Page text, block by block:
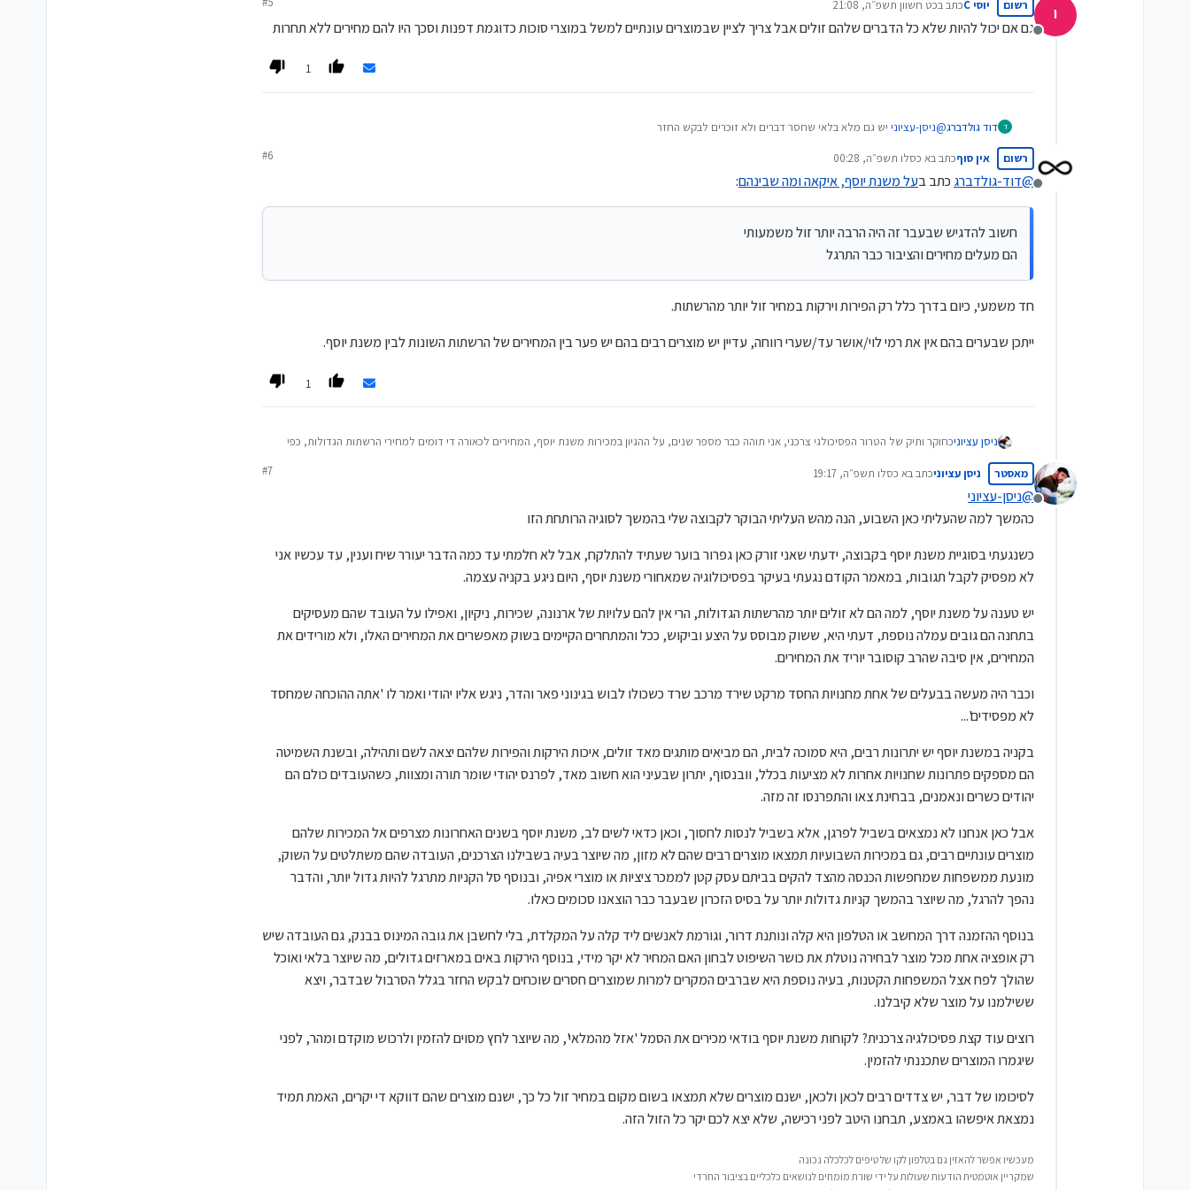
י
מנותק
רשום יוסי C כתב בכט חשוון תשפ״ה, 21:08
נערך לאחרונה על ידי
גם אם יכול להיות שלא כל הדברים שלהם זולים אבל צריך לציין שבמוצרים עונתיים למשל במוצרי סוכות כדוגמת דפנות וסכך היו להם מחירים ללא תחרות
1
ד דוד גולדברג@ניסן-עציוני יש גם מלא בלאי שחסר דברים ולא זוכרים לבקש החזר
והכמויות מאוד גדולות לזוגות צעירים
חשוב להדגיש שבעבר זה היה הרבה יותר זול משמעותי
הם מעלים מחירים והציבור כבר התרגל
מנותק
רשום אין סוףכתב בא כסלו תשפ״ה, 00:28
נערך לאחרונה על ידי
#6
@דוד-גולדברגכתב בעל משנת יוסף, איקאה ומה שבינהם:
חשוב להדגיש שבעבר זה היה הרבה יותר זול משמעותי
הם מעלים מחירים והציבור כבר התרגל
חד משמעי, כיום בדרך כלל רק הפירות וירקות במחיר זול יותר מהרשתות.
ייתכן שבערים בהם אין את רמי לוי/אושר עד/שערי רווחה, עדיין יש מוצרים רבים בהם יש פער בין המחירים של הרשתות השונות לבין משנת יוסף.
1
ניסן עציוניכחוקר ותיק של הטרור הפסיכולגי צרכני, אני תוהה כבר מספר שנים, על ההגיון במכירות משנת יוסף, המחירים לכאורה די דומים למחירי הרשתות הגדולות, כפי
בשעות מוגבלות, עם חוסרים לעיתים, בצפיפות, עם מאמץ ללקט ולאתר את כל המצרכים שלהם, ומערכת מיושנת של החזרת כספים במידה והמוצר חסר.
מסתבר שהנהלת משנת יוסף עלתה כאן על טריק צרכני מהגאונים שהיו כאן, משהו שילמד מן הסתם בבתי הספר לבניית מרכולים, תוצאות של מחקר שנערך
התאמצו ועבדו על מוצר אותו יכלו לרכוש באותו מחיר כשהוא בנוי והיו מוכנים בהחלט לשלם על זה מחיר מלא.
במחקר שקיבל את השם 'אפקט איקאה' זיהו החוקרים שככל שמישהו יתאמץ יותר ויעבוד קשה יותר על משהו, כך הוא יעריך יותר את התוצאה, בבחינת רוצה אדם
בקב שלו מתשעה קבין של חברו.
לביתו, אבל משנת יוסף במהלך גאוני, יצרה מצב מענין בו דווקא בגלל ההתאמצות, דווקא בגלל הזמן שצריך להשקיע, דווקא בגלל הצורך לדחוף וללקט, נוצר
משוואה של התמכרות אליה, של קושי ללכת ולרכוש במקומות אחרים.
סיכומו של דבר, משנת יוסף היא אכן אמצעי קניה נהדר, המחירים שם זולים, והם מציגים מבחר של מוצרי אלטרנטיבה לאו דווקא מהמותגים היקרים, אבל שימו לב
מנותק
מאסטר ניסן עציוניכתב בא כסלו תשפ״ה, 19:17
נערך לאחרונה על ידי
#7
@ניסן-עציוני
כהמשך למה שהעליתי כאן השבוע, הנה מהש העליתי הבוקר לקבוצה שלי בהמשך לסוגיה הרותחת הזו
כשנגעתי בסוגיית משנת יוסף בקבוצה, ידעתי שאני זורק כאן גפרור בוער שעתיד להתלקח, אבל לא חלמתי עד כמה הדבר יעורר שיח וענין, עד עכשיו אני
לא מפסיק לקבל תגובות, במאמר הקודם נגעתי בעיקר בפסיכולוגיה שמאחורי משנת יוסף, היום ניגע בקניה עצמה.
יש טענה על משנת יוסף, למה הם לא זולים יותר מהרשתות הגדולות, הרי אין להם עלויות של ארנונה, שכירות, ניקיון, ואפילו על העובד שהם מעסיקים
בתחנה הם גובים עמלה נוספת, דעתי היא, ששוק מבוסס על היצע וביקוש, ככל והמתחרים הקיימים בשוק מאפשרים את המחירים האלו, ולא מורידים את
המחירים, אין סיבה שהרב קוסובר יוריד את המחירים.
וכבר היה מעשה בבעלים של אחת מחנויות החסד מרקט שירד מרכב שרד כשכולו לבוש בגינוני פאר והדר, ניגש אליו יהודי ואמר לו 'אתה ההוכחה שמחסד
לא מפסידים'...
בקניה במשנת יוסף יש יתרונות רבים, היא סמוכה לבית, הם מביאים מותגים מאד זולים, איכות הירקות והפירות שלהם יצאה לשם ותהילה, ובשנת השמיטה
הם מספקים פתרונות שחנויות אחרות לא מציעות בכלל, וובנסוף, יתרון שבעיני הוא חשוב מאד, לפרנס יהודי שומר תורה ומצוות, כשהעובדים כולם הם
יהודים כשרים ונאמנים, בבחינת צאו והתפרנסו זה מזה.
אבל כאן אנחנו לא נמצאים בשביל לפרגן, אלא בשביל לנסות לחסוך, וכאן כדאי לשים לב, משנת יוסף בשנים האחרונות מצרפים אל המכירות שלהם
מוצרים עונתיים רבים, גם במכירות השבועיות תמצאו מוצרים רבים שהם לא מזון, מה שיוצר בעיה בשבילנו הצרכנים, העובדה שהם משתלטים על השוק,
מונעת ממשפחות שמחפשות הכנסה מהצד להקים בביתם עסק קטן לממכר ציציות או מוצרי אפיה, ובנוסף סל הקניות מתרגל להיות גדול יותר, והדבר
נהפך להרגל, מה שיוצר בהמשך קניות גדולות יותר על בסיס הזכרון שבעבר כבר הוצאנו סכומים כאלו.
בנוסף ההזמנה דרך המחשב או הטלפון היא קלה ונותנת דרור, וגורמת לאנשים ליד קלה על המקלדת, בלי לחשבן את גובה המינוס בבנק, גם העובדה שיש
רק אופציה אחת מכל מוצר לבחירה נוטלת את כושר השיפוט לבחון האם המחיר לא יקר מידי, בנוסף הירקות באים במארזים גדולים, מה שיוצר בלאי ואוכל
שהולך לפח אצל המשפחות הקטנות, בעיה נוספת היא שברבים המקרים למרות שמוצרים חסרים שוכחים לבקש החזר בגלל הסרבול שבדבר, ויצא
ששילמנו על מוצר שלא קיבלנו.
רוצים עוד קצת פסיכולגיה צרכנית? לקוחות משנת יוסף בודאי מכירים את הסמל 'אזל מהמלאי', מה שיוצר לחץ מסוים להזמין ולרכוש מוקדם ומהר, לפני
שיגמרו המוצרים שתכננתי להזמין.
לסיכומו של דבר, יש צדדים רבים לכאן ולכאן, ישנם מוצרים שלא תמצאו בשום מקום במחיר זול כל כך, ישנם מוצרים שהם דווקא די יקרים, האמת תמיד
נמצאת איפשהו באמצע, תבחנו היטב לפני רכישה, שלא יצא לכם יקר כל הזול הזה.
מעכשיו אפשר להאזין גם בטלפון לקו של טיפים לכלכלה נכונה
שמקריין אוטמטית הודעות שעולות על ידי שורת מומחים לנושאים כלכליים בציבור החרדי